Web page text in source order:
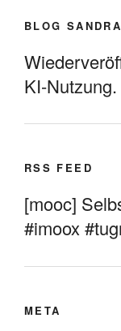
BLOG
KI-Nutzung.
RSS FEED
[mooc]
#imoox
META